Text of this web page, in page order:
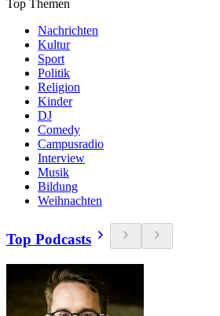
Top Themen
Nachrichten
Kultur
Sport
Politik
Religion
Kinder
DJ
Comedy
Campusradio
Interview
Musik
Bildung
Weihnachten
Top Podcasts